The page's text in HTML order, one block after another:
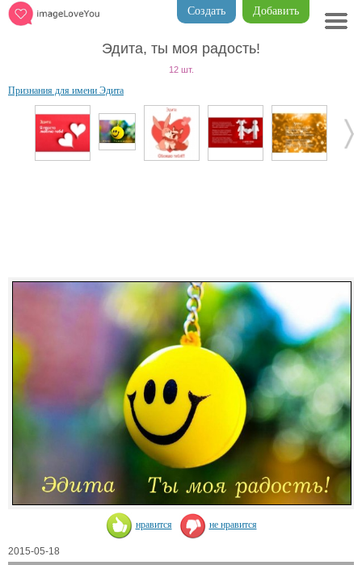
Добавить
Создать
Эдита, ты моя радость!
12 шт.
Признания для имени Эдита
нравится не нравится
2015-05-18